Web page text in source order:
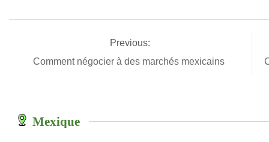
Previous:
Comment négocier à des marchés mexicains
Mexique